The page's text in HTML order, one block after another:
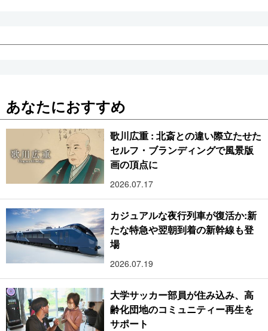
あなたにおすすめ
歌川広重 : 北斎との違い際立たせた
セルフ・ブランディングで風景版
画の頂点に
2026.07.17
カジュアルな夜行列車が復活か:新
たな特急や翌朝到着の新幹線も登
場
2026.07.19
大学サッカー部員が住み込み、高
齢化団地のコミュニティー再生を
サポート